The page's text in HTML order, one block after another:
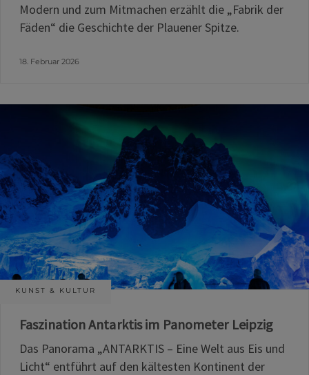
Modern und zum Mitmachen erzählt die „Fabrik der
Fäden“ die Geschichte der Plauener Spitze.
18. Februar 2026
KUNST & KULTUR
Faszination Antarktis im Panometer Leipzig
Das Panorama „ANTARKTIS – Eine Welt aus Eis und
Licht“ entführt auf den kältesten Kontinent der